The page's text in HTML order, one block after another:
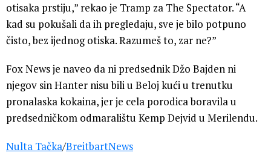
otisaka prstiju,” rekao je Tramp za The Spectator. “A
kad su pokušali da ih pregledaju, sve je bilo potpuno
čisto, bez ijednog otiska. Razumeš to, zar ne?”
Fox News je naveo da ni predsednik Džo Bajden ni
njegov sin Hanter nisu bili u Beloj kući u trenutku
pronalaska kokaina, jer je cela porodica boravila u
predsedničkom odmaralištu Kemp Dejvid u Merilendu.
Nulta Tačka/BreitbartNews